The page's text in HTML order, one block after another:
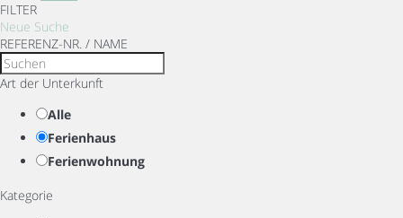
FILTER
Neue Suche
REFERENZ-NR. / NAME
Art der Unterkunft
Alle
Ferienhaus
Ferienwohnung
Kategorie